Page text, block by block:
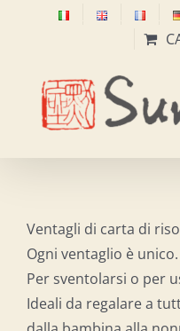
Ventagli di carta di
Ogni ventaglio è unico.
Per sventolarsi o per
Ideali da regalare a